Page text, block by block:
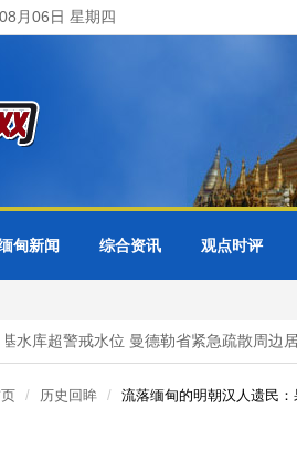
月06日 星期四
甸新闻 综合资讯 观点时评
库超警戒水位 曼德勒省紧急疏散周边居民
历史回眸 流落缅甸的明朝汉人遗民：